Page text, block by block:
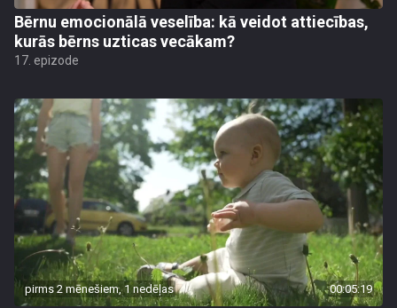
Bērnu emocionālā veselība: kā veidot attiecības,
kurās bērns uzticas vecākam?
17. epizode
pirms 2 mēnešiem, 1 nedēļas 00:05:19